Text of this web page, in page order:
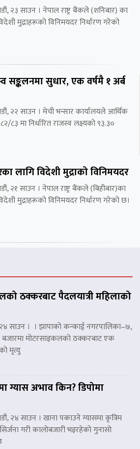
२३ साउन । नेपाल राष्ट्र बैंकले (शनिबार) का
मुद्राहरूको विनिमयदर निर्धारण गरेको
सङ्कलनमा सुधार, एक वर्षमै १ अर्ब
२२ साउन । मेची भन्सार कार्यालयले आर्थिक
८३ मा निर्धारित राजस्व लक्ष्यको ९३.३०
लागि विदेशी मुद्राको विनिमयदर
२१ साउन । नेपाल राष्ट्र बैंकले (बिहीबार)का
मुद्राहरूको विनिमयदर निर्धारण गरेको छ।
ठक्करबाट पैदलयात्री महिलाको
साउन । । झापाको कन्काई नगरपालिका–७,
बजारमा मोटरसाइकलको ठक्करबाट एक
मृत्यु
ग्यास अभाव किन? डिपोमा
२४ साउन । खाना पकाउने ग्यासमा कृत्रिम
गरी कालोबजारी भइरहेको गुनासो